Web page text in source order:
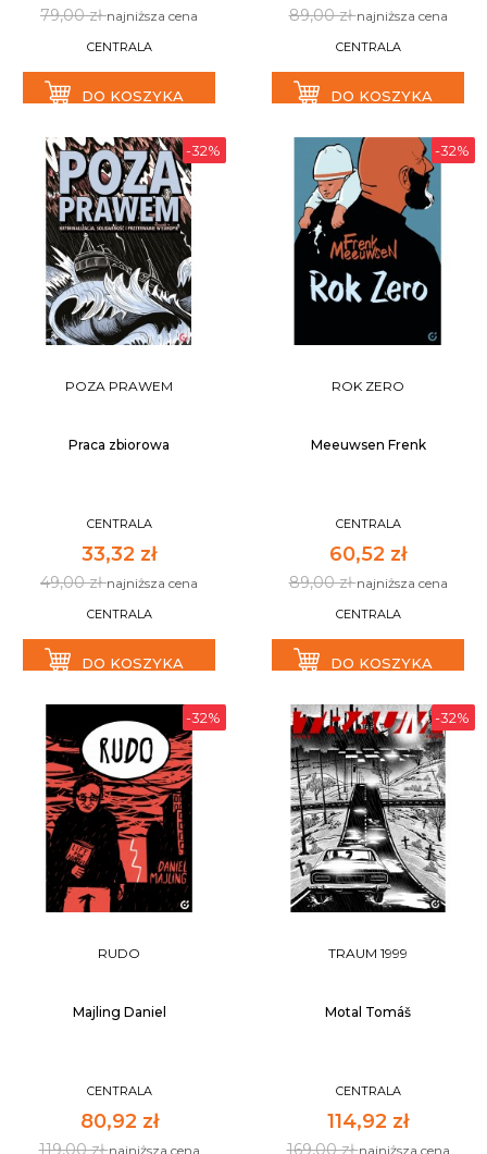
79,00 złnajniższa cena
CENTRALA
DO KOSZYKA
89,00 złnajniższa cena
CENTRALA
DO KOSZYKA
-32%
POZA PRAWEM
Praca zbiorowa
CENTRALA
33,32 zł
49,00 złnajniższa cena
CENTRALA
DO KOSZYKA
-32%
ROK ZERO
Meeuwsen Frenk
CENTRALA
60,52 zł
89,00 złnajniższa cena
CENTRALA
DO KOSZYKA
-32%
RUDO
Majling Daniel
CENTRALA
80,92 zł
119,00 złnajniższa cena
-32%
TRAUM 1999
Motal Tomáš
CENTRALA
114,92 zł
169,00 złnajniższa cena